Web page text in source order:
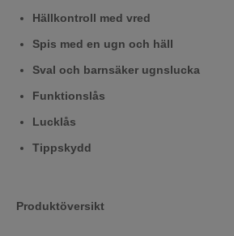
Hällkontroll med vred
Spis med en ugn och häll
Sval och barnsäker ugnslucka
Funktionslås
Lucklås
Tippskydd
Produktöversikt